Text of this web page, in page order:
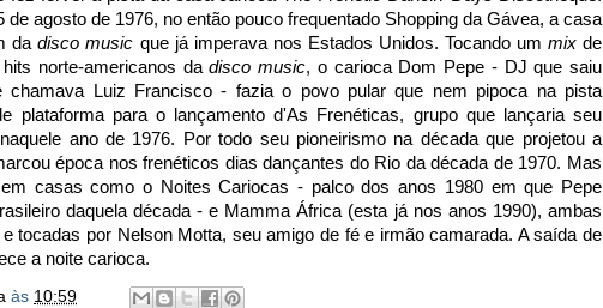
de agosto de 1976, no então pouco frequentado Shopping da Gávea, a casa
dadisco music que já imperava nos Estados Unidos. Tocando um mixde
norte-americanos dadisco music, o carioca Dom Pepe - DJ que saiu
Luiz Francisco - fazia o povo pular que nem pipoca na pista
plataforma para o lançamento d'As Frenéticas, grupo que lançaria seu
ano de 1976. Por todo seu pioneirismo na década que projetou a
época nos frenéticos dias dançantes do Rio da década de 1970. Mas
casas como o Noites Cariocas - palco dos anos 1980 em que Pepe
daquela década - e Mamma África (esta já nos anos 1990), ambas
tocadas por Nelson Motta, seu amigo de fé e irmão camarada. A saída de
a noite carioca.
às 10:59